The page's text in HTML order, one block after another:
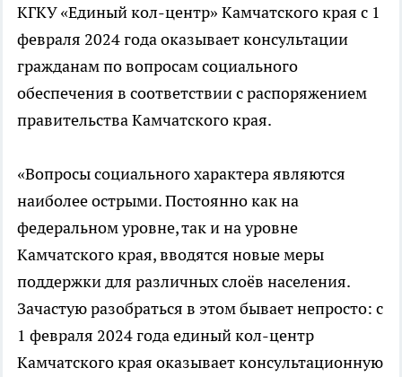
КГКУ «Единый кол-центр» Камчатского края с 1
февраля 2024 года оказывает консультации
гражданам по вопросам социального
обеспечения в соответствии с распоряжением
правительства Камчатского края.
«Вопросы социального характера являются
наиболее острыми. Постоянно как на
федеральном уровне, так и на уровне
Камчатского края, вводятся новые меры
поддержки для различных слоёв населения.
Зачастую разобраться в этом бывает непросто: с
1 февраля 2024 года единый кол-центр
Камчатского края оказывает консультационную